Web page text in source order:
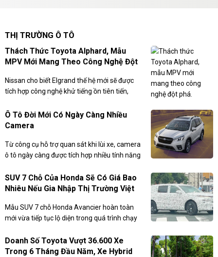
THỊ TRƯỜNG Ô TÔ
Thách Thức Toyota Alphard, Mẫu
MPV Mới Mang Theo Công Nghệ Đột
Nissan cho biết Elgrand thế hệ mới sẽ được
tích hợp công nghệ khử tiếng ồn tiên tiến,
bất kỳ mẫu xe nào.
Ô Tô Đời Mới Có Ngày Càng Nhiều
Camera
Từ công cụ hỗ trợ quan sát khi lùi xe, camera
ô tô ngày càng được tích hợp nhiều tính năng
giám sát người lái, đồng thời là nền tảng cho
các công nghệ hỗ trợ lái hiện đại.
SUV 7 Chỗ Của Honda Sẽ Có Giá Bao
Nhiêu Nếu Gia Nhập Thị Trường Việt
Fe?
Mẫu SUV 7 chỗ Honda Avancier hoàn toàn
mới vừa tiếp tục lộ diện trong quá trình chạy
Doanh Số Toyota Vượt 36.600 Xe
Trong 6 Tháng Đầu Năm, Xe Hybrid